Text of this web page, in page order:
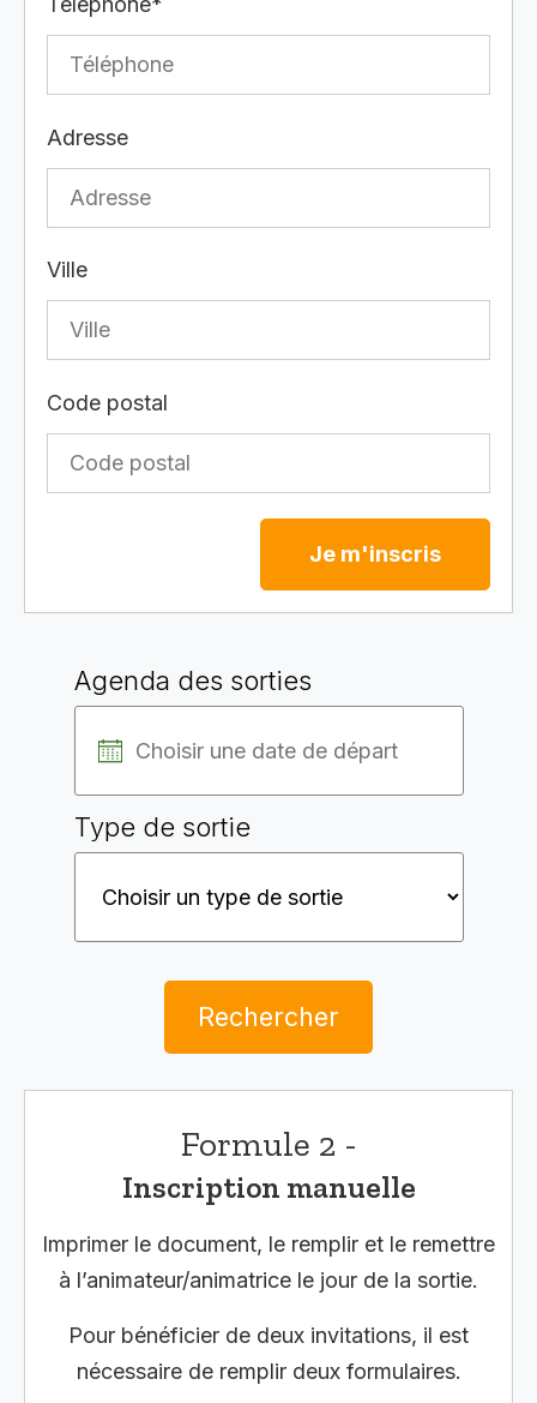
Adresse
Ville
Code postal
Je m'inscris
Agenda des sorties
Type de sortie
Rechercher
Formule 2 -
Inscription manuelle
Imprimer le document, le remplir et le remettre
à l’animateur/animatrice le jour de la sortie.
Pour bénéficier de deux invitations, il est
nécessaire de remplir deux formulaires.